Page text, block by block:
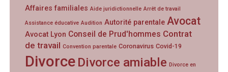
Affaires familiales Aide juridictionnelle Arrêt de travail
Assistance éducative Audition Autorité parentale Avocat
Avocat Lyon Conseil de Prud'hommes Contrat
de travail Convention parentale Coronavirus Covid-19
Divorce Divorce amiable Divorce en